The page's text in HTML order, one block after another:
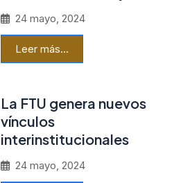
24 mayo, 2024
Leer más…
La FTU genera nuevos
vínculos
interinstitucionales
24 mayo, 2024